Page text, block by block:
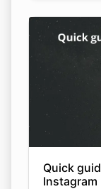
Quick
Instagram